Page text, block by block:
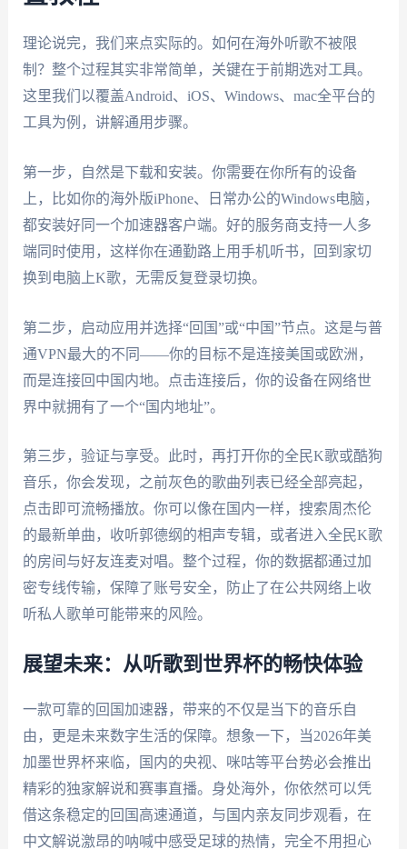
理论说完，我们来点实际的。如何在海外听歌不被限
制？整个过程其实非常简单，关键在于前期选对工具。
这里我们以覆盖Android、iOS、Windows、mac全平台的
工具为例，讲解通用步骤。
第一步，自然是下载和安装。你需要在你所有的设备
上，比如你的海外版iPhone、日常办公的Windows电脑，
都安装好同一个加速器客户端。好的服务商支持一人多
端同时使用，这样你在通勤路上用手机听书，回到家切
换到电脑上K歌，无需反复登录切换。
第二步，启动应用并选择“回国”或“中国”节点。这是与普
通VPN最大的不同——你的目标不是连接美国或欧洲，
而是连接回中国内地。点击连接后，你的设备在网络世
界中就拥有了一个“国内地址”。
第三步，验证与享受。此时，再打开你的全民K歌或酷狗
音乐，你会发现，之前灰色的歌曲列表已经全部亮起，
点击即可流畅播放。你可以像在国内一样，搜索周杰伦
的最新单曲，收听郭德纲的相声专辑，或者进入全民K歌
的房间与好友连麦对唱。整个过程，你的数据都通过加
密专线传输，保障了账号安全，防止了在公共网络上收
听私人歌单可能带来的风险。
展望未来：从听歌到世界杯的畅快体验
一款可靠的回国加速器，带来的不仅是当下的音乐自
由，更是未来数字生活的保障。想象一下，当2026年美
加墨世界杯来临，国内的央视、咪咕等平台势必会推出
精彩的独家解说和赛事直播。身处海外，你依然可以凭
借这条稳定的回国高速通道，与国内亲友同步观看，在
中文解说激昂的呐喊中感受足球的热情，完全不用担心